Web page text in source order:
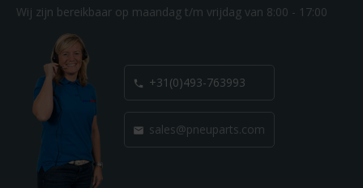
Wij zijn bereikbaar op maandag t/m vrijdag van 8:00 - 17:00
 +31(0)493-763993
 sales@pneuparts.com